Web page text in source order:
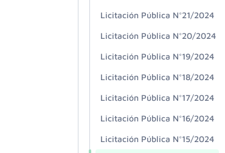
Licitación Pública N°21/2024
Licitación Pública N°20/2024
Licitación Pública N°19/2024
Licitación Pública N°18/2024
Licitación Pública N°17/2024
Licitación Pública N°16/2024
Licitación Pública N°15/2024